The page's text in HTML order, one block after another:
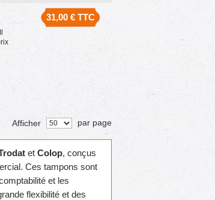
31,00 €TTC
Afficher par page
et Colop, conçus
Ces tampons sont
et les
flexibilité et des